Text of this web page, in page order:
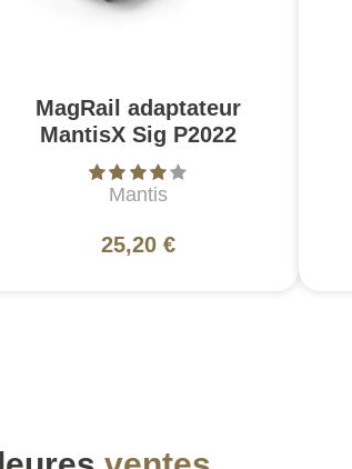
MagRail adaptateur
MantisX Sig P2022
Mantis
25,20 €